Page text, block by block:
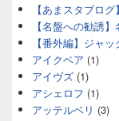
【あまスタブロ
【名盤への勧誘
【番外編】ジャ
アイクベア (1)
アイヴズ (1)
アシェロフ (1)
アッテルベリ (3)